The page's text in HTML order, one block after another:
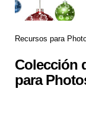
Categories
Recursos para
Colección
para